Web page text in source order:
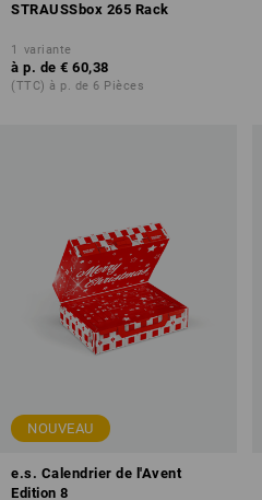
STRAUSSbox 265 Rack
1 variante
à p. de € 60,38
(TTC) à p. de 6 Pièces
NOUVEAU
e.s. Calendrier de l'Avent
Edition 8